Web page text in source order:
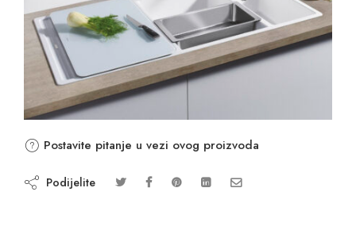
Postavite pitanje u vezi ovog proizvoda
Podijelite